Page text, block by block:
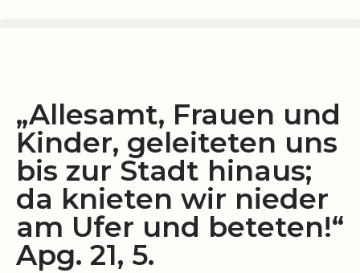
„Allesamt, Frauen und
Kinder, geleiteten uns
bis zur Stadt hinaus;
da knieten wir nieder
am Ufer und beteten!“
Apg. 21, 5.